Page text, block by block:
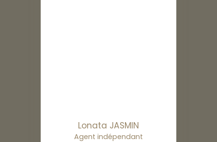
Lonata JASMIN
Agent indépendant